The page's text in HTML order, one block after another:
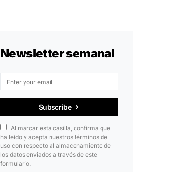
Newsletter semanal
Subscribe
Al marcar esta casilla, confirma que
ha leído y acepta nuestros términos de
uso con respecto al almacenamiento de
los datos enviados a través de este
formulario.